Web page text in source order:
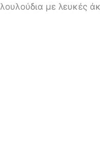
με λευκές